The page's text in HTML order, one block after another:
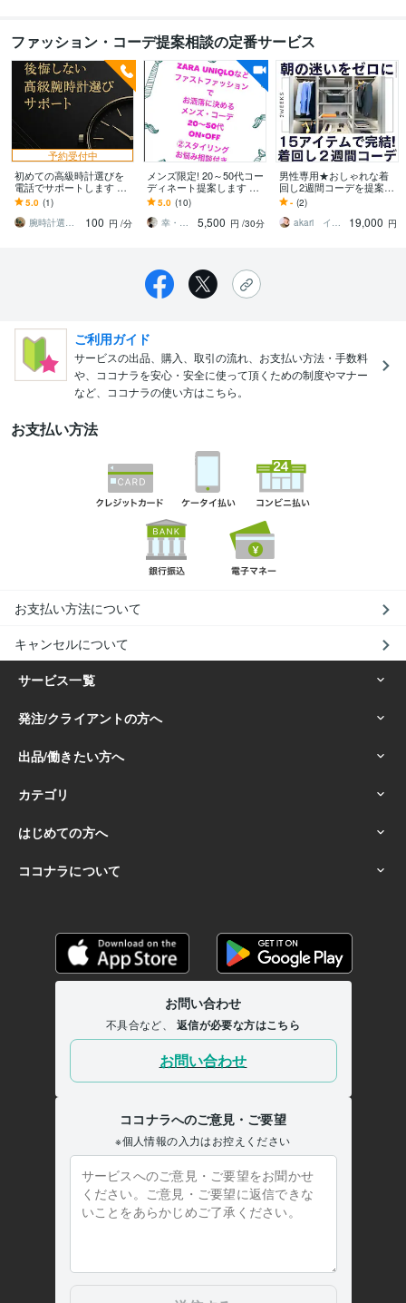
ファッション・コーデ提案相談の定番サービス
予約受付中
初めての高級時計選びを
電話でサポートします 販
売現場経験をもとに失敗
しない判断軸をお伝えし
ます
5.0 (1)
腕時計選びコンシェルジュ
100 円 /分
メンズ限定! 20～50代コー
ディネート提案します O
N/OFF 2コーデのご提案
とそのまま購入できるUR
L付き
5.0 (10)
幸・花（さちはな）
5,500 円 /30分
男性専用★おしゃれな着
回し2週間コーデを提案し
ます 時短着回しで迷わな
い！15点14日間コーデ完
全ガイド
- (2)
akari イメコンスタイリスト
19,000 円
ご利用ガイド
サービスの出品、購入、取引の流れ、お支払い方法・手数料
や、ココナラを安心・安全に使って頂くための制度やマナー
など、ココナラの使い方はこちら。
お支払い方法
お支払い方法について
キャンセルについて